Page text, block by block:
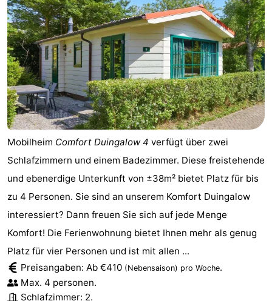
Mobilheim Comfort Duingalow 4 verfügt über zwei
Schlafzimmern und einem Badezimmer. Diese freistehende
und ebenerdige Unterkunft von ±38m² bietet Platz für bis
zu 4 Personen. Sie sind an unserem Komfort Duingalow
interessiert? Dann freuen Sie sich auf jede Menge
Komfort! Die Ferienwohnung bietet Ihnen mehr als genug
Platz für vier Personen und ist mit allen ...
Preisangaben: Ab €410 (Nebensaison) pro Woche.
Max. 4 personen.
Schlafzimmer: 2.